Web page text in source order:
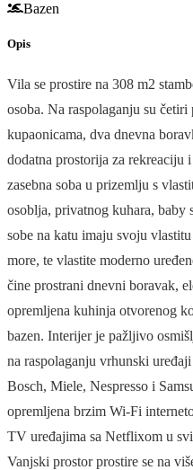
Bazen
Opis
Vila se prostire na 308 m2
osoba. Na raspolaganju su četiri
kupaonicama, dva dnevna
dodatna prostorija za rekreaciju
zasebna soba u prizemlju s
osoblja, privatnog kuhara, baby
sobe na katu imaju svoju
more, te vlastite moderno
čine prostrani dnevni boravak,
opremljena kuhinja otvorenog
bazen. Interijer je pažljivo
na raspolaganju vrhunski
Bosch, Miele, Nespresso i
opremljena brzim Wi-Fi
TV uređajima sa Netflixom u
Vanjski prostor prostire se na